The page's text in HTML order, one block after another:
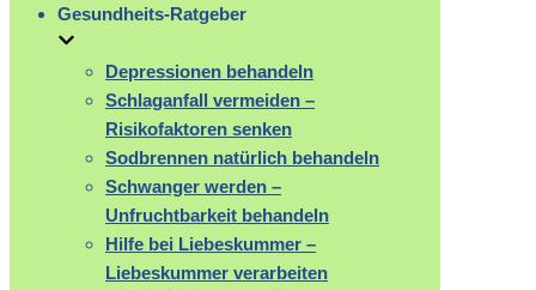
Gesundheits-Ratgeber
Depressionen behandeln
Schlaganfall vermeiden –
Risikofaktoren senken
Sodbrennen natürlich behandeln
Schwanger werden –
Unfruchtbarkeit behandeln
Hilfe bei Liebeskummer –
Liebeskummer verarbeiten